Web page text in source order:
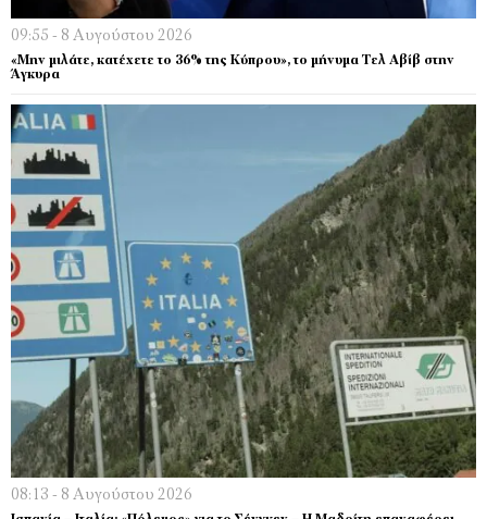
09:55 - 8 Αυγούστου 2026
«Μην μιλάτε, κατέχετε το 36% της Κύπρου», το μήνυμα Τελ Αβίβ στην
Άγκυρα
08:13 - 8 Αυγούστου 2026